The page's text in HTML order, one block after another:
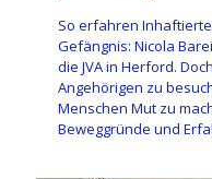
So erfahren
Gefängnis: Nicola
die JVA in Herford.
Angehörigen zu
Menschen Mut zu
Beweggründe und